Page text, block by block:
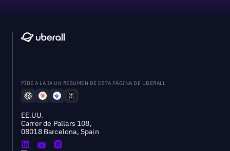
PÍDE A LA IA UN RESUMEN DE ESTA PÁGINA DE UBERALL
EE.UU.
Carrer de Pallars 108,
08018 Barcelona, Spain